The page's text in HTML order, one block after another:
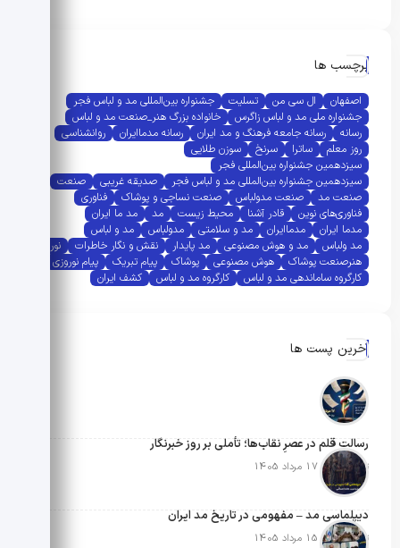
برچسب ها
اصفهان ال سی من تسلیت
جشنواره بین‌المللی مد و لباس فجر
جشنواره ملی مد و لباس زاگرس
خانواده بزرگ هنر_صنعت مد و لباس
رسانه
رسانه جامعه فرهنگ و مد ایران رسانه مدماایران
روانشناسی
روز معلم
ساترا سرنخ
سوزن طلایی
سیزدهمین جشنواره بین‌المللی فجر
سیزدهمین جشنواره بین‌المللی مد و لباس فجر
صدیقه غریبی
صنعت
صنعت مد
صنعت مدولباس صنعت نساجی و پوشاک
فناوری
فناوری‌های نوین
قادر آشنا محیط زیست مد
مد ما ایران
مدما ایران
مدماایران مد و سلامتی مدولباس
مد و لباس
مد ولباس
مد و هوش مصنوعی مد پایدار نقش و نگار خاطرات
نوروز
هنرصنعت پوشاک
هوش مصنوعی پوشاک پیام تبریک
پیام نوروزی
کارگروه ساماندهی مد و لباس
کارگروه مد و لباس کشف ایران
آخرین پست ها
رسالتِ قلم در عصرِ نقاب‌ها؛ تأملی بر روز خبرنگار
تاریخ انتشار: 17 مرداد 1405
دیپلماسی مد – مفهومی در تاریخ مد ایران
تاریخ انتشار: 15 مرداد 1405